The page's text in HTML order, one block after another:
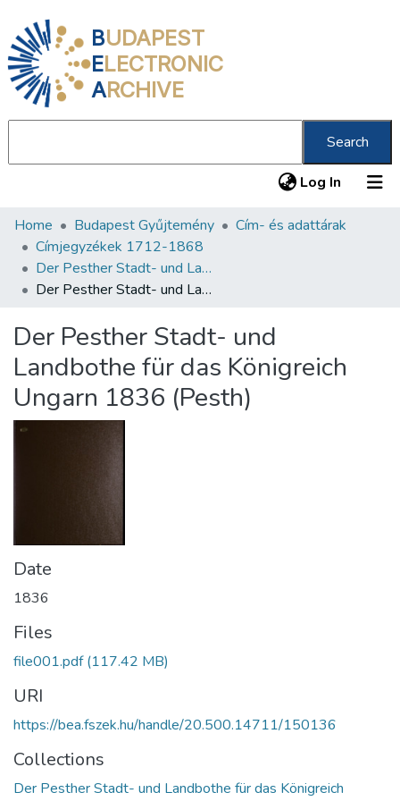
BUDAPEST
ELECTRONIC
ARCHIVE
Search
Log In (current)
Communities & Collections
All of DSpace
Statistics
About us
Home Budapest Gyűjtemény
Cím- és adattárak
Címjegyzékek 1712-1868
Der Pesther Stadt- und Landbothe für das Königreich Ungarn 1832-1844
Der Pesther Stadt- und Landbothe für das Königreich Ungarn 1836 (Pesth)
Der Pesther Stadt- und
Landbothe für das Königreich
Ungarn 1836 (Pesth)
Date
1836
Files
file001.pdf(117.42 MB)
URI
https://bea.fszek.hu/handle/20.500.14711/150136
Collections
Der Pesther Stadt- und Landbothe für das Königreich